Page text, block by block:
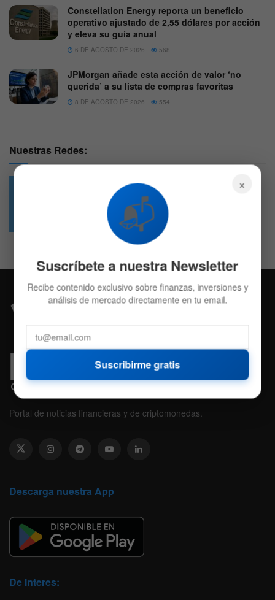
Constellation Energy reporta un beneficio
operativo ajustado de 2,55 dólares por acción
y eleva su guía anual
6 DE AGOSTO DE 2026 568
JPMorgan añade esta acción de valor ‘no
querida’ a su lista de compras favoritas
8 DE AGOSTO DE 2026 554
Nuestras Redes:
4.7k
Followers
Portal de noticias financieras y de criptomonedas.
Descarga nuestra App
De Interes:
×
📬
Suscríbete a nuestra Newsletter
Recibe contenido exclusivo sobre finanzas, inversiones y
análisis de mercado directamente en tu email.
Suscribirme gratis